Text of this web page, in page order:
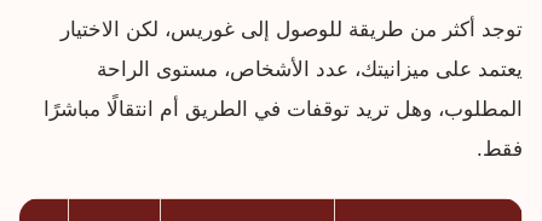
توجد أكثر من طريقة للوصول إلى غوريس، لكن الاختيار
يعتمد على ميزانيتك، عدد الأشخاص، مستوى الراحة
المطلوب، وهل تريد توقفات في الطريق أم انتقالًا مباشرًا
فقط.